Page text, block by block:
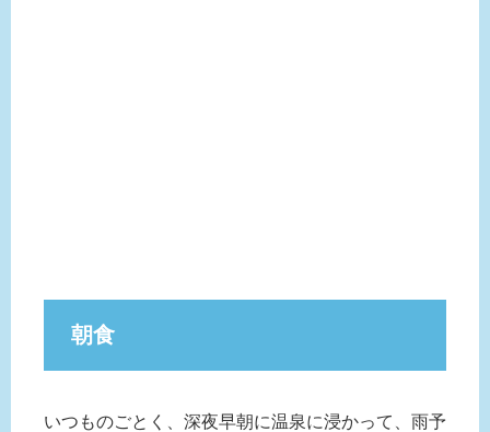
朝食
いつものごとく、深夜早朝に温泉に浸かって、雨予